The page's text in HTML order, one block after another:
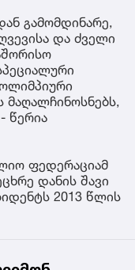
გამომდინარე,
და ძველი
წერია
ფედერაციამ
დანის შავი
2013 წლის